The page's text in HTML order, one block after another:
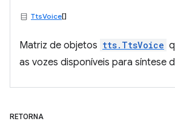
TtsVoice[]
Matriz de objetos tts.TtsVoice
as vozes disponíveis para síntese
RETORNA